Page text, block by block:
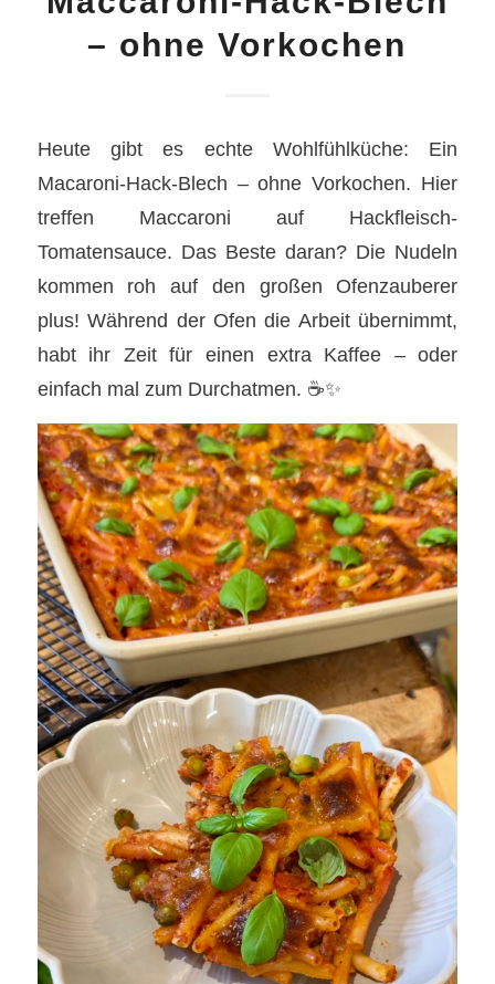
– ohne Vorkochen
Heute gibt es echte Wohlfühlküche: Ein
Macaroni-Hack-Blech – ohne Vorkochen. Hier
treffen Maccaroni auf Hackfleisch-
Tomatensauce. Das Beste daran? Die Nudeln
kommen roh auf den großen Ofenzauberer
plus! Während der Ofen die Arbeit übernimmt,
habt ihr Zeit für einen extra Kaffee – oder
einfach mal zum Durchatmen. ☕✨